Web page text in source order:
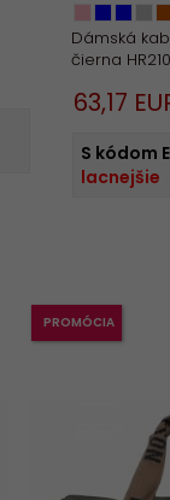
Dámská
čierna
63,17
S kódom
lacnejšie
PROMÓCIA